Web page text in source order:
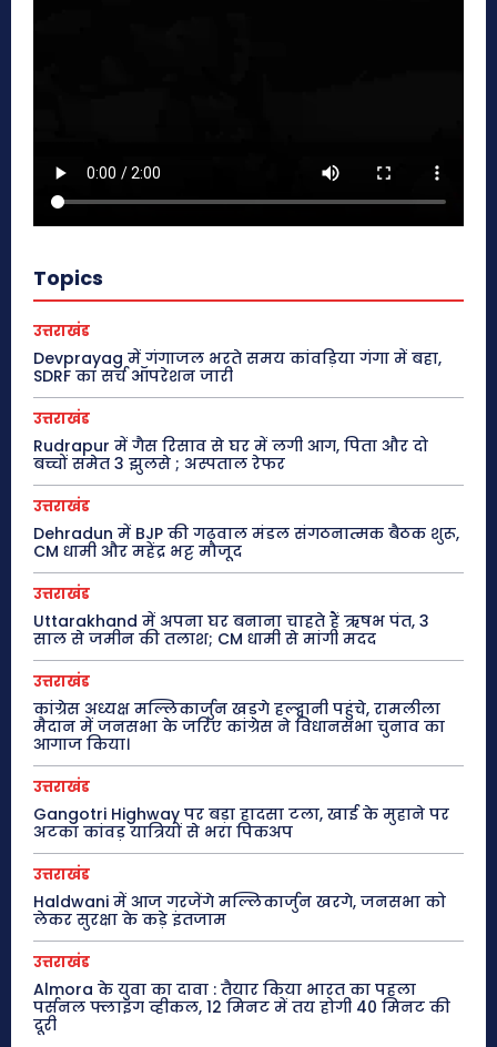
Topics
उत्तराखंड
Devprayag में गंगाजल भरते समय कांवड़िया गंगा में बहा,
SDRF का सर्च ऑपरेशन जारी
उत्तराखंड
Rudrapur में गैस रिसाव से घर में लगी आग, पिता और दो
बच्चों समेत 3 झुलसे ; अस्पताल रेफर
उत्तराखंड
Dehradun में BJP की गढ़वाल मंडल संगठनात्मक बैठक शुरू,
CM धामी और महेंद्र भट्ट मौजूद
उत्तराखंड
Uttarakhand में अपना घर बनाना चाहते हैं ऋषभ पंत, 3
साल से जमीन की तलाश; CM धामी से मांगी मदद
उत्तराखंड
कांग्रेस अध्यक्ष मल्लिकार्जुन खड़गे हल्द्वानी पहुंचे, रामलीला
मैदान में जनसभा के जरिए कांग्रेस ने विधानसभा चुनाव का
आगाज किया।
उत्तराखंड
Gangotri Highway पर बड़ा हादसा टला, खाई के मुहाने पर
अटका कांवड़ यात्रियों से भरा पिकअप
उत्तराखंड
Haldwani में आज गरजेंगे मल्लिकार्जुन खरगे, जनसभा को
लेकर सुरक्षा के कड़े इंतजाम
उत्तराखंड
Almora के युवा का दावा : तैयार किया भारत का पहला
पर्सनल फ्लाइंग व्हीकल, 12 मिनट में तय होगी 40 मिनट की
दूरी